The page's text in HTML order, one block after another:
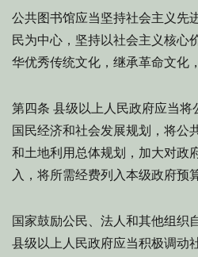
公共图书馆应当坚持社会主义先
民为中心，坚持以社会主义核心
华优秀传统文化，继承革命文化
第四条 县级以上人民政府应当将
国民经济和社会发展规划，将公
和土地利用总体规划，加大对政
入，将所需经费列入本级政府预
国家鼓励公民、法人和其他组织
县级以上人民政府应当积极调动